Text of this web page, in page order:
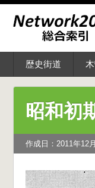
歴史街道
昭和初
作成日：2011年12